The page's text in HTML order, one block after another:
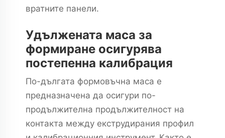
вратните панели.
Удължената маса за
формиране осигурява
постепенна калибрация
По-дългата формовъчна маса е
предназначена да осигури по-
продължителна продължителност на
контакта между екструдирания профил